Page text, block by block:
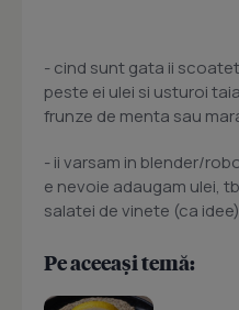
- cind sunt gata ii
peste ei ulei si usturoi
frunze de menta sau
- ii varsam in blender/
e nevoie adaugam ulei,
salatei de vinete (ca idee)
Pe aceeași temă: